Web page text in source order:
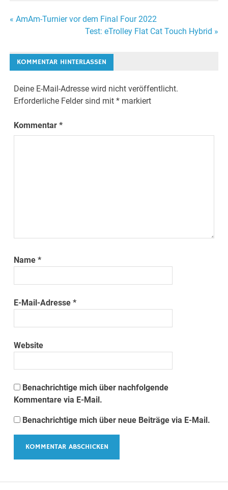
Beitragsnavigation
« AmAm-Turnier vor dem Final Four 2022
Test: eTrolley Flat Cat Touch Hybrid »
KOMMENTAR HINTERLASSEN
Deine E-Mail-Adresse wird nicht veröffentlicht.
Erforderliche Felder sind mit* markiert
Kommentar*
Name*
E-Mail-Adresse*
Website
Benachrichtige mich über nachfolgende
Kommentare via E-Mail.
Benachrichtige mich über neue Beiträge via E-Mail.